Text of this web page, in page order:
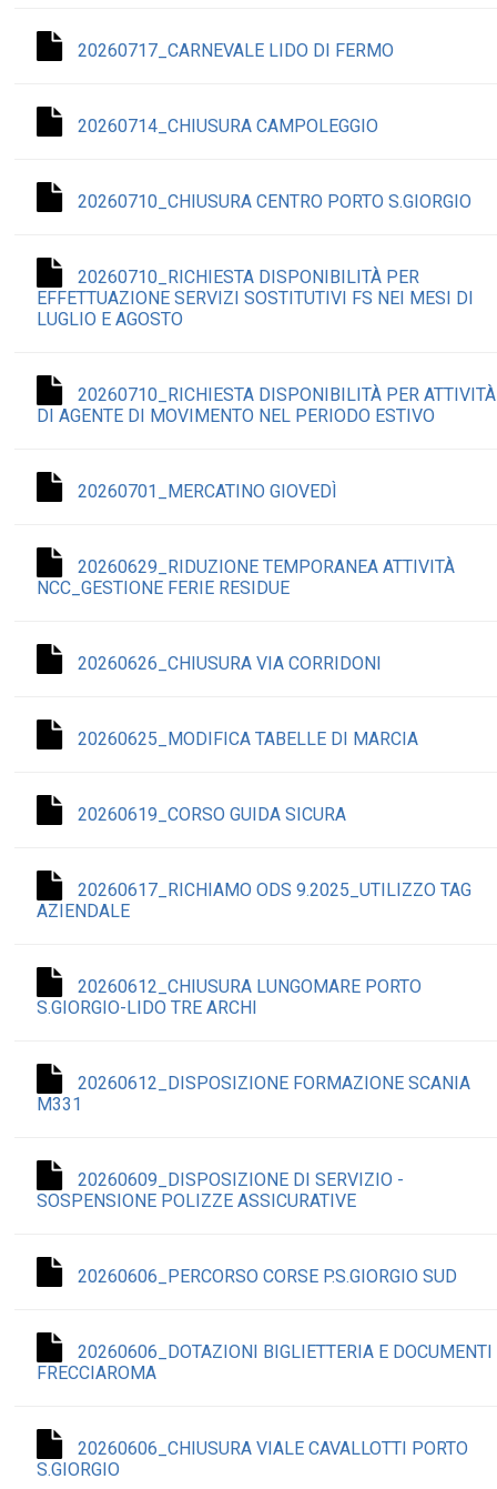
20260717_CARNEVALE LIDO DI FERMO
20260714_CHIUSURA CAMPOLEGGIO
20260710_CHIUSURA CENTRO PORTO S.GIORGIO
20260710_RICHIESTA DISPONIBILITÀ PER
EFFETTUAZIONE SERVIZI SOSTITUTIVI FS NEI MESI DI
LUGLIO E AGOSTO
20260710_RICHIESTA DISPONIBILITÀ PER ATTIVITÀ
DI AGENTE DI MOVIMENTO NEL PERIODO ESTIVO
20260701_MERCATINO GIOVEDÌ
20260629_RIDUZIONE TEMPORANEA ATTIVITÀ
NCC_GESTIONE FERIE RESIDUE
20260626_CHIUSURA VIA CORRIDONI
20260625_MODIFICA TABELLE DI MARCIA
20260619_CORSO GUIDA SICURA
20260617_RICHIAMO ODS 9.2025_UTILIZZO TAG
AZIENDALE
20260612_CHIUSURA LUNGOMARE PORTO
S.GIORGIO-LIDO TRE ARCHI
20260612_DISPOSIZIONE FORMAZIONE SCANIA
M331
20260609_DISPOSIZIONE DI SERVIZIO -
SOSPENSIONE POLIZZE ASSICURATIVE
20260606_PERCORSO CORSE P.S.GIORGIO SUD
20260606_DOTAZIONI BIGLIETTERIA E DOCUMENTI
FRECCIAROMA
20260606_CHIUSURA VIALE CAVALLOTTI PORTO
S.GIORGIO